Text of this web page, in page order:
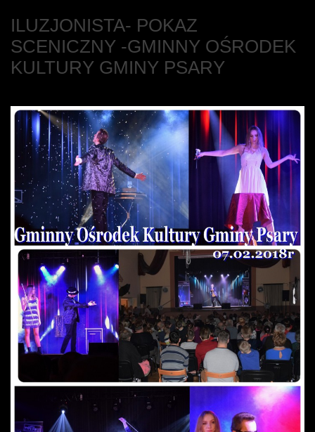
ILUZJONISTA- POKAZ
SCENICZNY -GMINNY OŚRODEK
KULTURY GMINY PSARY